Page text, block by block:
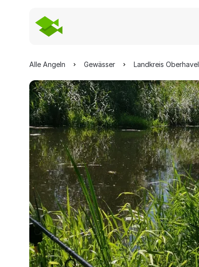
Alle Angeln Gewässer Landkreis Oberhavel